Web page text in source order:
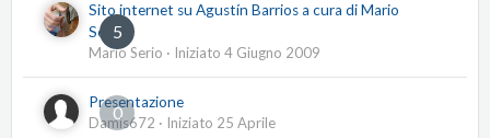
5
Sito internet su Agustín Barrios a cura di Mario
Serio
Mario Serio · Iniziato 4 Giugno 2009
0
Presentazione
Damis672 · Iniziato 25 Aprile